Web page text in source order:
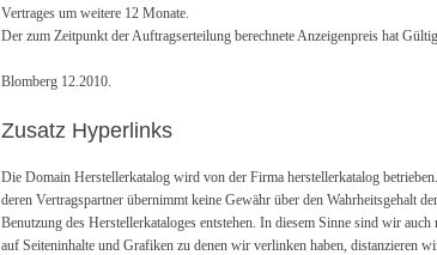
Vertrages um weitere 12 Monate.
Der zum Zeitpunkt der Auftragserteilung berechnete Anzeigenpreis hat
Blomberg 12.2010.
Zusatz Hyperlinks
Die Domain Herstellerkatalog wird von der Firma herstellerkatalog
deren Vertragspartner übernimmt keine Gewähr über den Wahrheitsgehalt
Benutzung des Herstellerkataloges entstehen. In diesem Sinne sind wir
auf Seiteninhalte und Grafiken zu denen wir verlinken haben, distanzieren